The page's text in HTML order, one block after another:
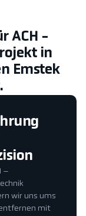
ACH -
in
Emstek
–
wir uns ums
mit